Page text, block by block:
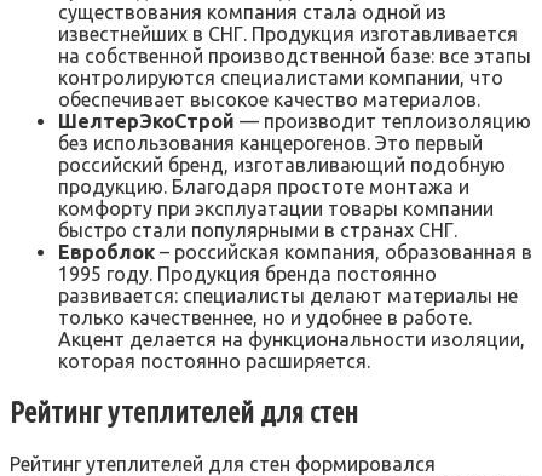
существования компания стала одной из
известнейших в СНГ. Продукция изготавливается
на собственной производственной базе: все этапы
контролируются специалистами компании, что
обеспечивает высокое качество материалов.
ШелтерЭкоСтрой — производит теплоизоляцию
без использования канцерогенов. Это первый
российский бренд, изготавливающий подобную
продукцию. Благодаря простоте монтажа и
комфорту при эксплуатации товары компании
быстро стали популярными в странах СНГ.
Евроблок – российская компания, образованная в
1995 году. Продукция бренда постоянно
развивается: специалисты делают материалы не
только качественнее, но и удобнее в работе.
Акцент делается на функциональности изоляции,
которая постоянно расширяется.
Рейтинг утеплителей для стен
Рейтинг утеплителей для стен формировался